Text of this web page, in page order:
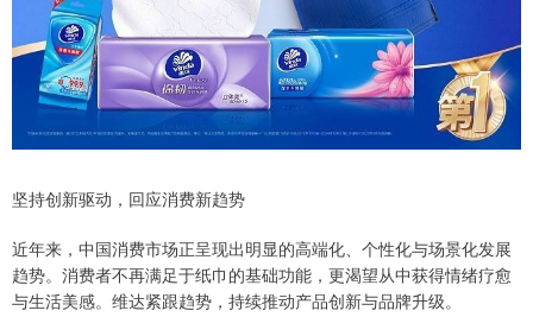
坚持创新驱动，回应消费新趋势
近年来，中国消费市场正呈现出明显的高端化、个性化与场景化发展
趋势。消费者不再满足于纸巾的基础功能，更渴望从中获得情绪疗愈
与生活美感。维达紧跟趋势，持续推动产品创新与品牌升级。